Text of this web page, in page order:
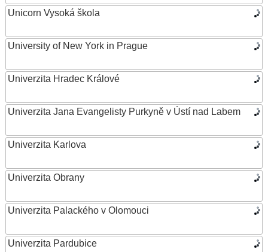
Unicorn Vysoká škola
University of New York in Prague
Univerzita Hradec Králové
Univerzita Jana Evangelisty Purkyně v Ústí nad Labem
Univerzita Karlova
Univerzita Obrany
Univerzita Palackého v Olomouci
Univerzita Pardubice